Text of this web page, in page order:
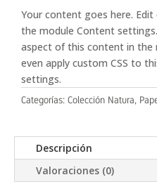
Your content goes here.
the module Content
aspect of this content in the
even apply custom CSS to
settings.
Categorías: Colección Natura,
Descripción
Valoraciones (0)